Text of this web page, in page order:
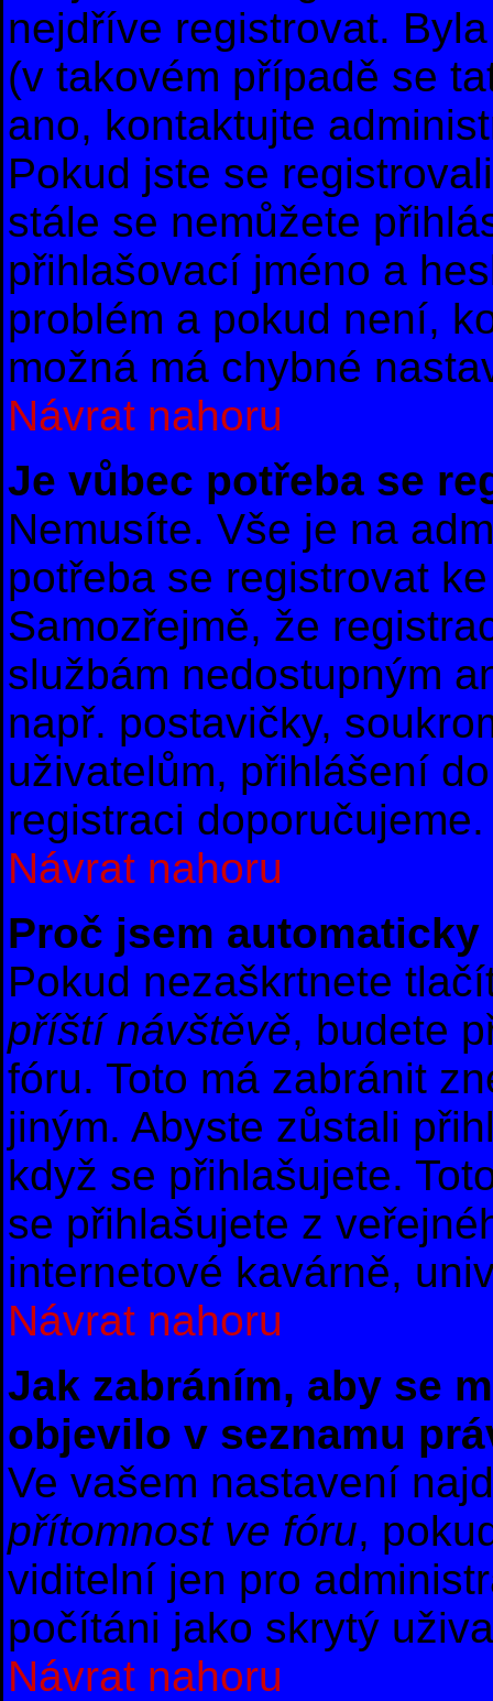
nejdříve registrovat.
(v takovém případě se
ano, kontaktujte
Pokud jste se
stále se nemůžete
přihlašovací jméno a
problém a pokud není,
možná má chybné
Návrat nahoru
Je vůbec potřeba se
Nemusíte. Vše je na
potřeba se registrovat
Samozřejmě, že
službám nedostupným
např. postavičky,
uživatelům, přihlášení
registraci
Návrat nahoru
Proč jsem
Pokud nezaškrtnete
příští návštěvě, budete
fóru. Toto má zabránit
jiným. Abyste zůstali
když se přihlašujete.
se přihlašujete z
internetové kavárně,
Návrat nahoru
Jak zabráním, aby se
objevilo v seznamu
Ve vašem nastavení
přítomnost ve fóru,
viditelní jen pro
počítáni jako skrytý
Návrat nahoru